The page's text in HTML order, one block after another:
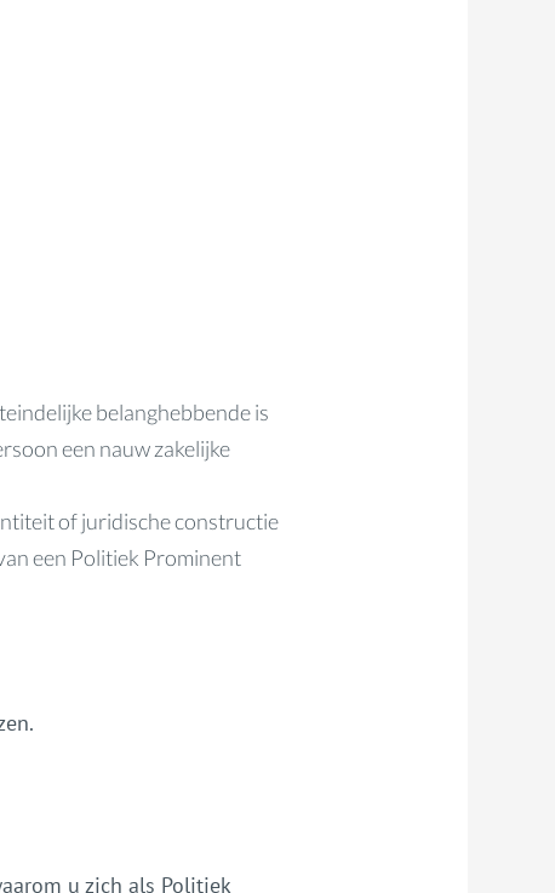
belanghebbende is
een nauw zakelijke
of juridische constructie
een Politiek Prominent
u zich als Politiek